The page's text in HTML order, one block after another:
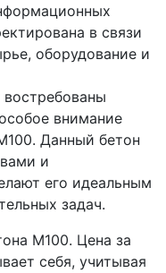
в связи
оборудование и
внимание
Данный бетон
и
его идеальным
задач.
M100. Цена за
себя, учитывая